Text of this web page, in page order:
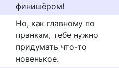
финишёром!
Но, как главному по
пранкам, тебе нужно
придумать что-то
новенькое.